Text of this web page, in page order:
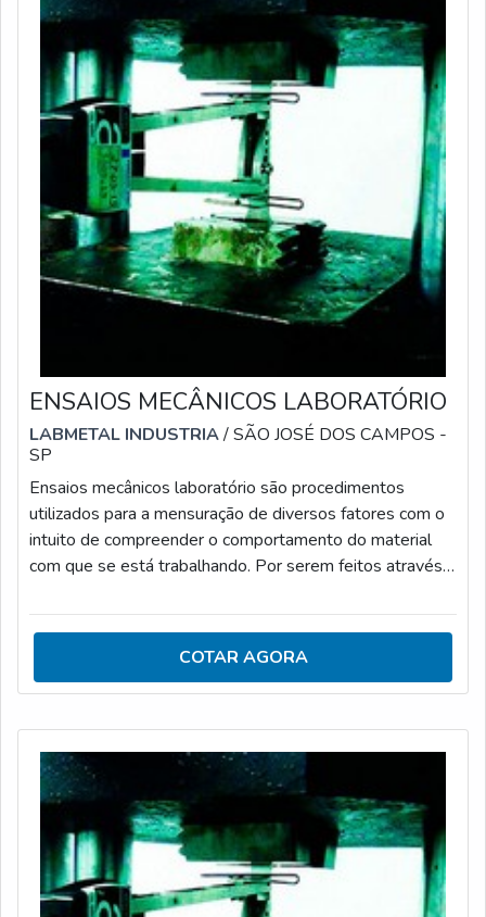
ENSAIOS MECÂNICOS LABORATÓRIO
LABMETAL INDUSTRIA/ SÃO JOSÉ DOS CAMPOS -
SP
Ensaios mecânicos laboratório são procedimentos
utilizados para a mensuração de diversos fatores com o
intuito de compreender o comportamento do material
com que se está trabalhando. Por serem feitos através
variadas condições de uso, os ensaios mecânicos de
analíticos.PRINCIPAIS CARACTERÍSTICAS E TIPOS DE
ENSAIOS MECÂNICOSAlgumas condições de
car
COTAR AGORA